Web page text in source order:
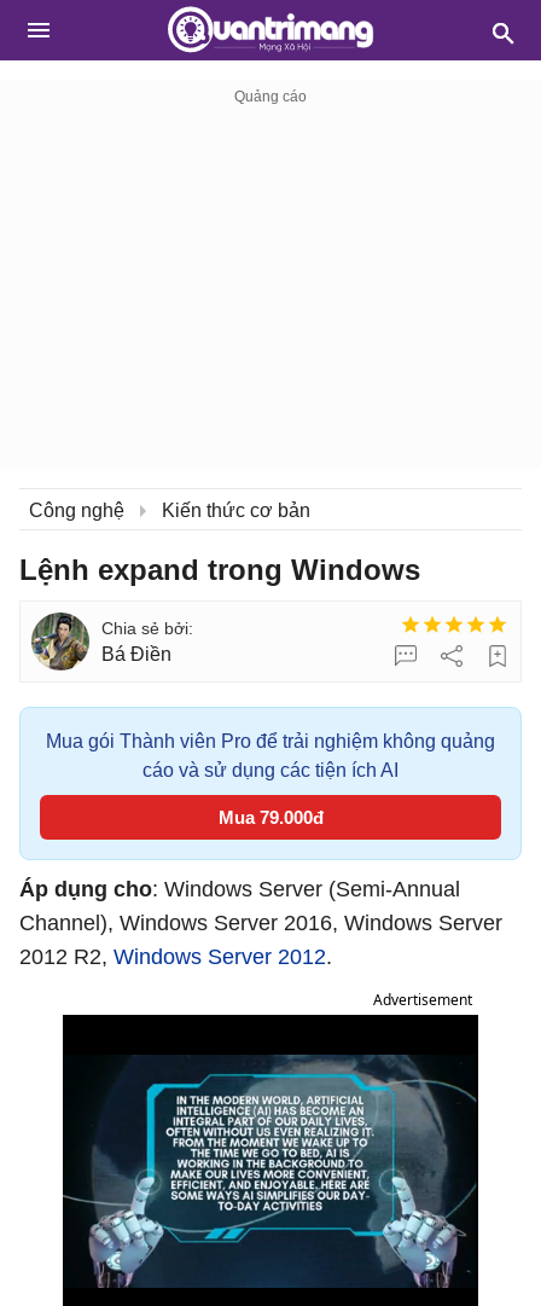
Công nghệ Kiến thức cơ bản
Lệnh expand trong Windows
Bá Điền
Mua gói Thành viên Pro để trải nghiệm không quảng
cáo và sử dụng các tiện ích AI
Mua 79.000đ
Áp dụng cho: Windows Server (Semi-Annual
Channel), Windows Server 2016, Windows Server
2012 R2, Windows Server 2012.
Advertisement